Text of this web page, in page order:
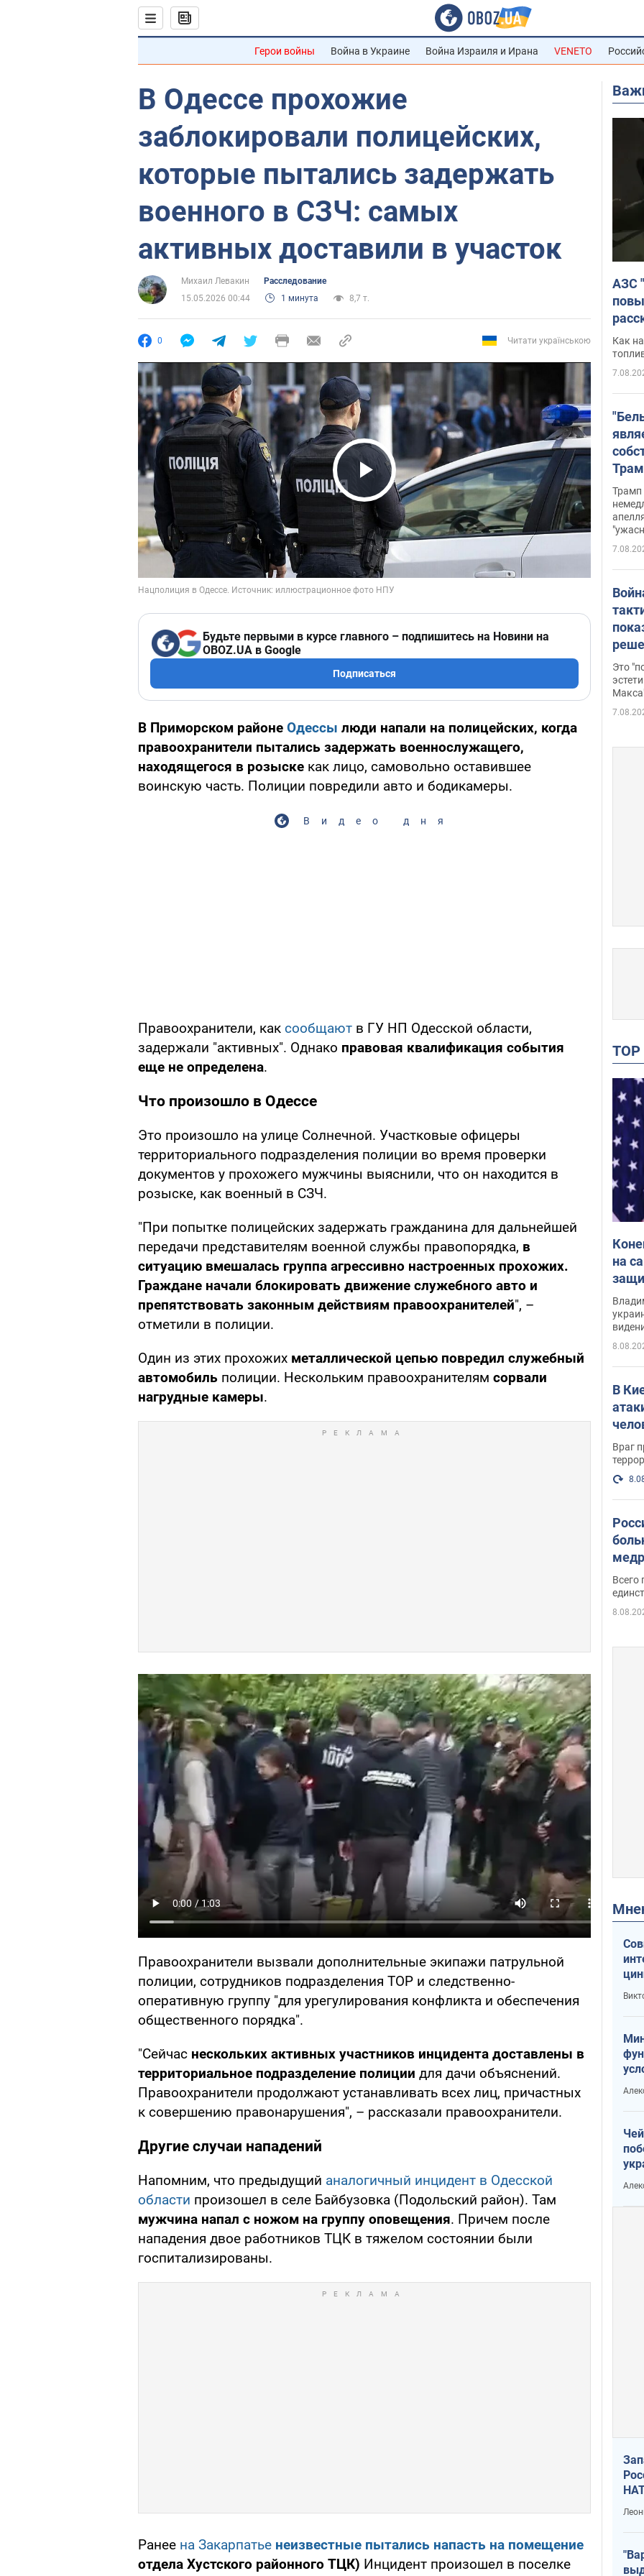
Герои войны Война в Украине Война Израиля и Ирана VENETO
В Одессе прохожие
заблокировали полицейских,
которые пытались задержать
военного в СЗЧ: самых
активных доставили в участок
Михаил Левакин
Расследование
15.05.2026 00:44
1 минута 8,7 т.
0 Читати українською
Play Video
Будьте первыми в курсе главного – подпишитесь на Новини на
OBOZ.UA в Google
Подписаться
В Приморском районе Одессы люди напали на полицейских, когда
правоохранители пытались задержать военнослужащего,
находящегося в розыске как лицо, самовольно оставившее
воинскую часть. Полиции повредили авто и бодикамеры.
Видео дня
Правоохранители, как сообщают в ГУ НП Одесской области,
задержали "активных". Однако правовая квалификация события
еще не определена.
Что произошло в Одессе
Это произошло на улице Солнечной. Участковые офицеры
территориального подразделения полиции во время проверки
документов у прохожего мужчины выяснили, что он находится в
розыске, как военный в СЗЧ.
"При попытке полицейских задержать гражданина для дальнейшей
передачи представителям военной службы правопорядка, в
ситуацию вмешалась группа агрессивно настроенных прохожих.
Граждане начали блокировать движение служебного авто и
препятствовать законным действиям правоохранителей", –
отметили в полиции.
Один из этих прохожих металлической цепью повредил служебный
автомобиль полиции. Нескольким правоохранителям сорвали
нагрудные камеры.
Правоохранители вызвали дополнительные экипажи патрульной
полиции, сотрудников подразделения ТОР и следственно-
оперативную группу "для урегулирования конфликта и обеспечения
общественного порядка".
"Сейчас нескольких активных участников инцидента доставлены в
территориальное подразделение полиции для дачи объяснений.
Правоохранители продолжают устанавливать всех лиц, причастных
к совершению правонарушения", – рассказали правоохранители.
Другие случаи нападений
Напомним, что предыдущий аналогичный инцидент в Одесской
области произошел в селе Байбузовка (Подольский район). Там
мужчина напал с ножом на группу оповещения. Причем после
нападения двое работников ТЦК в тяжелом состоянии были
госпитализированы.
Ранее на Закарпатье неизвестные пытались напасть на помещение
отдела Хустского районного ТЦК) Инцидент произошел в поселке
АЗС
Как
Трамп
Это
на
В
Враг
Всего